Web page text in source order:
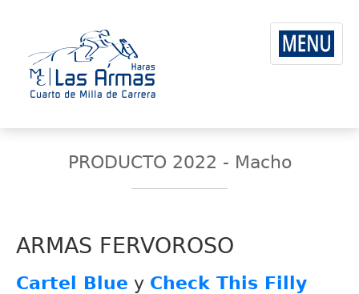
PRODUCTO 2022 - Macho
ARMAS FERVOROSO
Cartel Blue y Check This Filly